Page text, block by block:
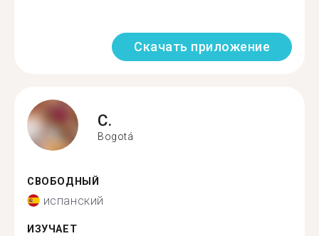
Скачать приложение
C.
Bogotá
СВОБОДНЫЙ
испанский
ИЗУЧАЕТ